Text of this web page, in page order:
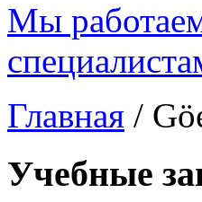
Мы
Главная /
Учебные